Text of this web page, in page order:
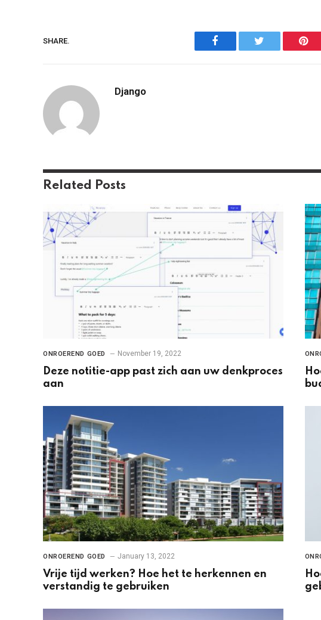
SHARE. Facebook
Django
Related Posts
ONROEREND GOED November 19, 2022
Deze notitie-app past zich aan uw denkproces
aan
ONROEREND GOED January 13, 2022
Vrije tijd werken? Hoe het te herkennen en
verstandig te gebruiken